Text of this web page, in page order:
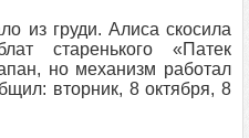
из груди. Алиса скосила
старенького «Патек
но механизм работал
вторник, 8 октября, 8